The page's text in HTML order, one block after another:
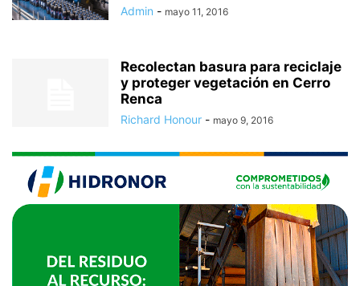
Admin - mayo 11, 2016
Recolectan basura para reciclaje
y proteger vegetación en Cerro
Renca
Richard Honour - mayo 9, 2016